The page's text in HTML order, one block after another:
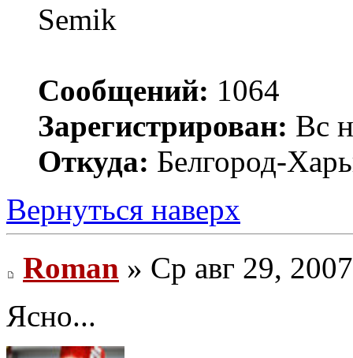
Semik
Сообщений: 1064
Зарегистрирован: Вс
Откуда: Белгород-
Вернуться наверх
Roman » Ср авг 29,
Ясно...